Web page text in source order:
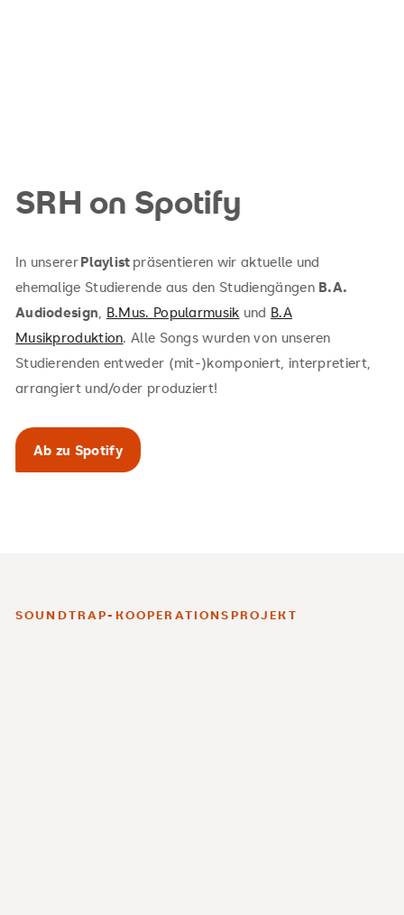
SRH on Spotify
In unsererPlaylist präsentieren wir aktuelle und
ehemalige Studierende aus den StudiengängenB.A.
Audiodesign B.Mus. Popularmusik undB.A
Musikproduktion. Alle Songs wurden von unseren
Studierenden entweder (mit-)komponiert, interpretiert,
arrangiert und/oder produziert!
Ab zu Spotify
SOUNDTRAP-KOOPERATIONSPROJEKT